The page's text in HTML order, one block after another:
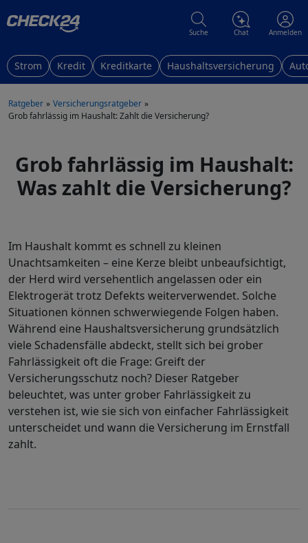
Suche Chat Anmelden
Strom Kredit Kreditkarte Haushaltsversicherung
Ratgeber
Versicherungsratgeber
Grob fahrlässig im Haushalt: Zahlt die Versicherung?
Grob fahrlässig im Haushalt:
Was zahlt die Versicherung?
Im Haushalt kommt es schnell zu kleinen
Unachtsamkeiten – eine Kerze bleibt unbeaufsichtigt,
der Herd wird versehentlich angelassen oder ein
Elektrogerät trotz Defekts weiterverwendet. Solche
Situationen können schwerwiegende Folgen haben.
Während eine Haushaltsversicherung grundsätzlich
viele Schadensfälle abdeckt, stellt sich bei grober
Fahrlässigkeit oft die Frage: Greift der
Versicherungsschutz noch? Dieser Ratgeber
beleuchtet, was unter grober Fahrlässigkeit zu
verstehen ist, wie sie sich von einfacher Fahrlässigkeit
unterscheidet und wann die Versicherung im Ernstfall
zahlt.